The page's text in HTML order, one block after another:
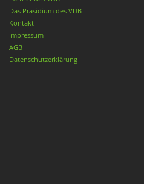
Das Präsidium des VDB
Kontakt
Impressum
AGB
Datenschutzerklärung